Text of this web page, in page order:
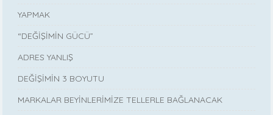
YAPMAK
“DEĞİŞİMİN GÜCÜ”
ADRES YANLIŞ
DEĞİŞİMİN 3 BOYUTU
MARKALAR BEYİNLERİMİZE TELLERLE BAĞLANACAK